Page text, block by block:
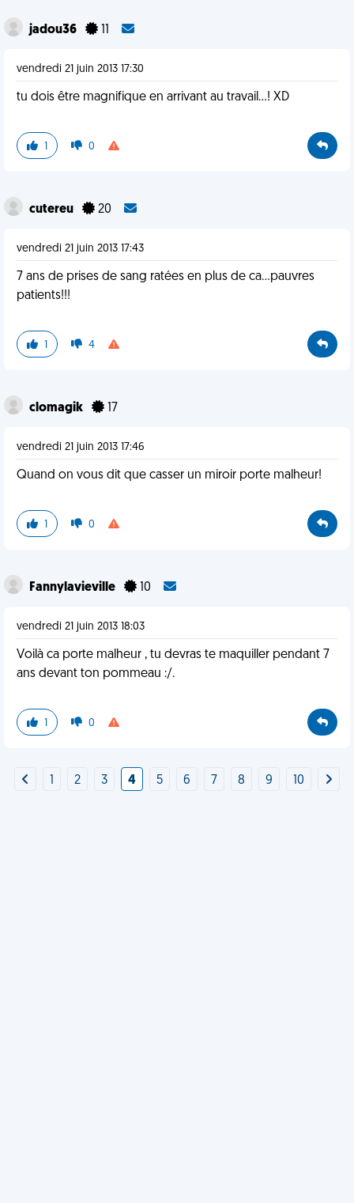
jadou36
vendredi 21 juin 2013 17:30
tu dois être magnifique en arrivant au travail...! XD
1 0
cutereu 20
vendredi 21 juin 2013 17:43
7 ans de prises de sang ratées en plus de ca...pauvres
patients!!!
1 4
clomagik 17
vendredi 21 juin 2013 17:46
Quand on vous dit que casser un miroir porte malheur!
1 0
Fannylavieville 10
vendredi 21 juin 2013 18:03
Voilà ca porte malheur , tu devras te maquiller pendant 7
ans devant ton pommeau :/.
1 0
2 3 4 5 6 7 8 9 10